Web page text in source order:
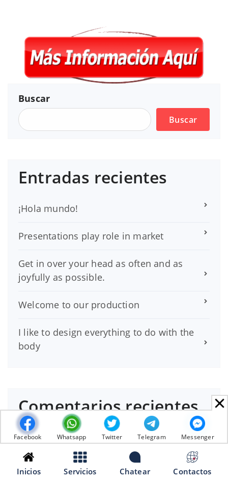
Facebook Whatsapp Twitter Telegram Messenger
Inicios Servicios Chatear Contactos
Buscar
Buscar
Entradas recientes
¡Hola mundo!
Presentations play role in market
Get in over your head as often and as
joyfully as possible.
Welcome to our production
I like to design everything to do with the
body
Comentarios recientes
PeterhekenWill the City provide my
Organization with a letter of support?